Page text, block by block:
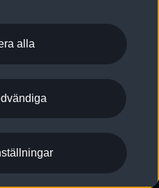
påverkas min bil av detta?
om dataläcka
alla